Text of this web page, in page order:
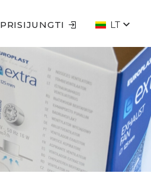
PRISIJUNGTI LT